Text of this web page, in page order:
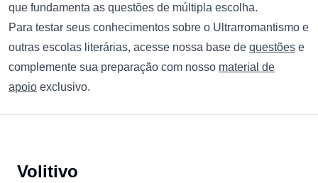
que fundamenta as questões de múltipla escolha.
Para testar seus conhecimentos sobre o Ultrarromantismo e
outras escolas literárias, acesse nossa base de questões e
complemente sua preparação com nosso material de
apoio exclusivo.
Volitivo